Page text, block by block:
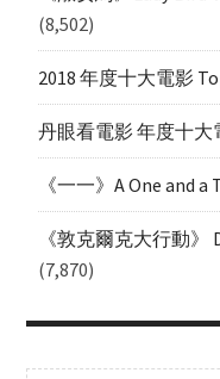
(8,502)
2018 年度十大電影
丹眼看電影 年度十大
《一一》A One and
《敦克爾克大行動
(7,870)